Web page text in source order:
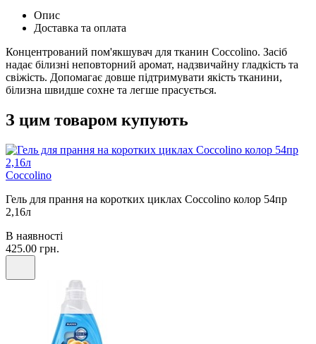
Опис
Доставка та оплата
Концентрований пом'якшувач для тканин Coccolino. Засіб
надає білизні неповторний аромат, надзвичайну гладкість та
свіжість. Допомагає довше підтримувати якість тканини,
білизна швидше сохне та легше прасується.
З цим товаром купують
Coccolino
Гель для прання на коротких циклах Coccolino колор 54пр
2,16л
В наявності
425.00 грн.